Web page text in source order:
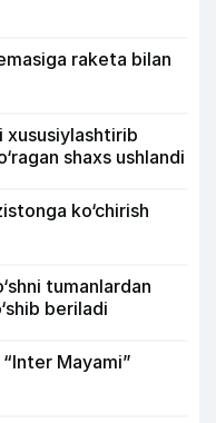
raketa bilan
xususiylashtirib
shaxs ushlandi
ko‘chirish
tumanlardan
beriladi
Mayami”